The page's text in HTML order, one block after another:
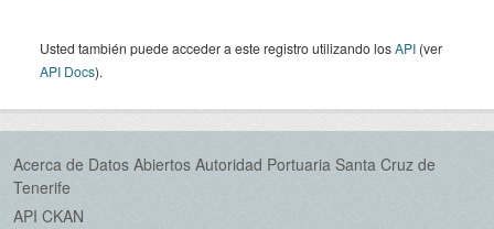
Usted también puede acceder a este registro utilizando losAPI (ver
API Docs).
Acerca de Datos Abiertos Autoridad Portuaria Santa Cruz de
Tenerife
API CKAN